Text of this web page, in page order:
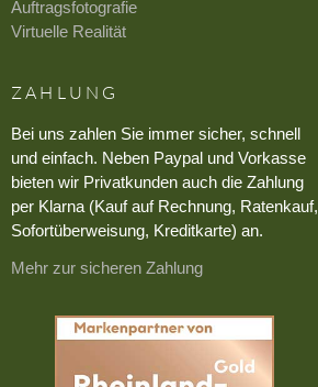
Auftragsfotografie
Virtuelle Realität
ZAHLUNG
Bei uns zahlen Sie immer sicher, schnell
und einfach. Neben Paypal und Vorkasse
bieten wir Privatkunden auch die Zahlung
per Klarna (Kauf auf Rechnung, Ratenkauf,
Sofortüberweisung, Kreditkarte) an.
Mehr zur sicheren Zahlung